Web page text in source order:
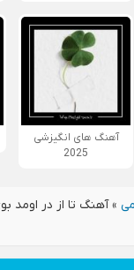
آهنگ های انگیزشی
2025
»آهنگ تا از در اومد